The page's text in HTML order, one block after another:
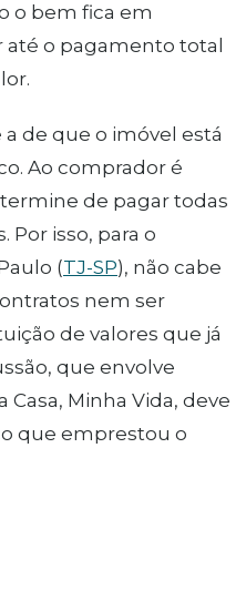
o bem fica em
o pagamento total
a de que o imóvel está
Ao comprador é
de pagar todas
Por isso, para o
(TJ-SP), não cabe
nem ser
de valores que já
que envolve
Minha Vida, deve
que emprestou o